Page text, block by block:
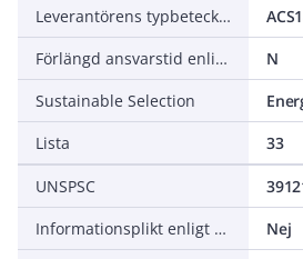
Leverantörens typbeteckning
Förlängd ansvarstid enligt ALEM-09
N
Sustainable Selection
Lista
33
UNSPSC
Informationsplikt enligt REACH
Nej